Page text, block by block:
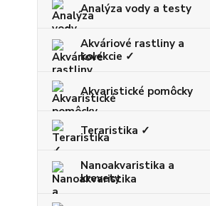
Analýza vody a testy
Akváriové rastliny a
kolekcie ✓
Akvaristické pomôcky
Teraristika ✓
Nanoakvaristika a
krevety